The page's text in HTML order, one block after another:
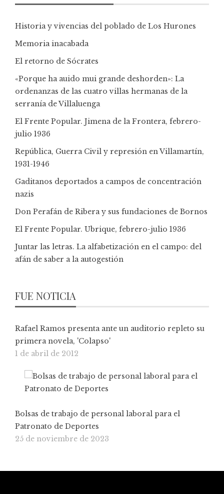
Historia y vivencias del poblado de Los Hurones
Memoria inacabada
El retorno de Sócrates
«Porque ha auido mui grande deshorden»: La
ordenanzas de las cuatro villas hermanas de la
serranía de Villaluenga
El Frente Popular. Jimena de la Frontera, febrero-
julio 1936
República, Guerra Civil y represión en Villamartín,
1931-1946
Gaditanos deportados a campos de concentración
nazis
Don Perafán de Ribera y sus fundaciones de Bornos
El Frente Popular. Ubrique, febrero-julio 1936
Juntar las letras. La alfabetización en el campo: del
afán de saber a la autogestión
FUE NOTICIA
Rafael Ramos presenta ante un auditorio repleto su
primera novela, 'Colapso'
1 de abril de 2012
Bolsas de trabajo de personal laboral para el
Patronato de Deportes
25 de noviembre de 2023